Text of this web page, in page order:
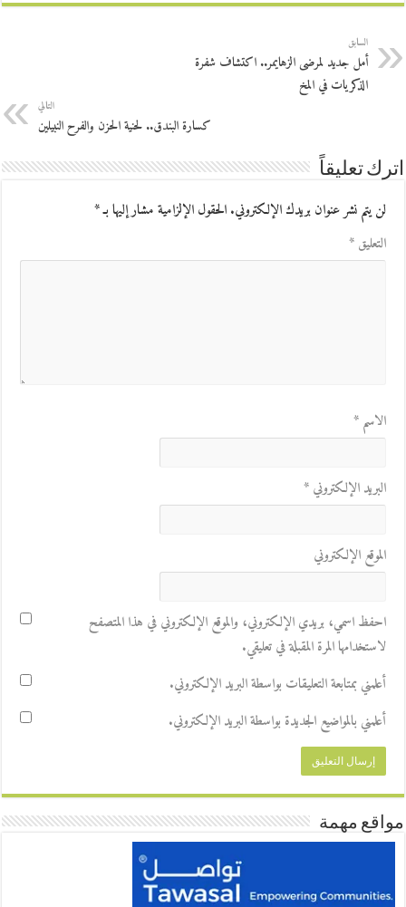
السابق
أمل جديد لمرضى الزهايمر.. اكتشاف شفرة
الذكريات في المخ
التالي
كسارة البندق.. لحنية الحزن والفرح النبيلين
اترك تعليقاً
لن يتم نشر عنوان بريدك الإلكتروني.الحقول الإلزامية مشار إليها بـ*
التعليق*
الاسم*
البريد الإلكتروني*
الموقع الإلكتروني
احفظ اسمي، بريدي الإلكتروني، والموقع الإلكتروني في هذا المتصفح
لاستخدامها المرة المقبلة في تعليقي.
أعلمني بمتابعة التعليقات بواسطة البريد الإلكتروني.
أعلمني بالمواضيع الجديدة بواسطة البريد الإلكتروني.
مواقع مهمة